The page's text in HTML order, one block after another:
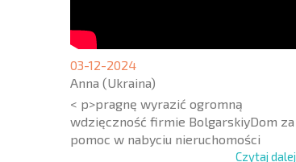
03-12-2024
Anna (Ukraina)
< p>pragnę wyrazić ogromną
wdzięczność firmie BolgarskiyDom za
pomoc w nabyciu nieruchomości
Czytaj dalej